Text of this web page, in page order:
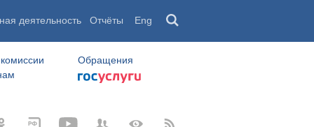
деятельность Отчёты Eng
Обращения